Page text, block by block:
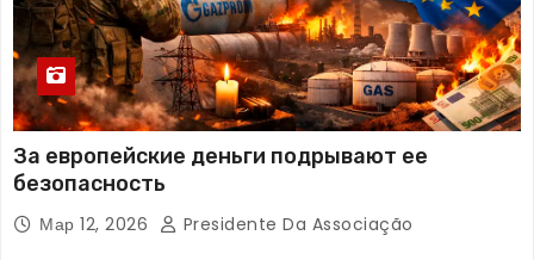
За европейские деньги подрывают ее
безопасность
Мар 12, 2026 Presidente Da Associação